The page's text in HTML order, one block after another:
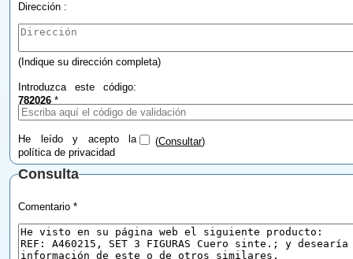
Dirección :
(Indique su dirección completa)
Introduzca este código:
782026 *
He leído y acepto la
política de privacidad
(Consultar)
Consulta
Comentario *